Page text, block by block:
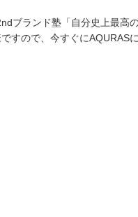
ブランド塾「自分史上最高
すので、今すぐにAQURAS